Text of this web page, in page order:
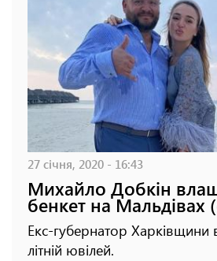
27 січня, 2020 - 16:43
Михайло Добкін
бенкет на Мальдівах
Екс-губернатор Харківщини
літній ювілей.